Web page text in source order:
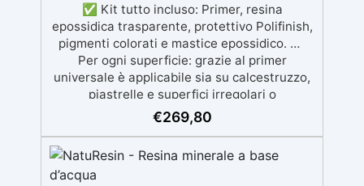
✅ Kit tutto incluso: Primer, resina
epossidica trasparente, protettivo Polifinish,
pigmenti colorati e mastice epossidico. ✅
Per ogni superficie: grazie al primer
universale è applicabile sia su calcestruzzo,
piastrelle e superfici irregolari o
danneggiate. ✅ Facile da applicare: Video
Guida completa inclusa, 3 semplici passaggi,
finitura protettiva antigraffio. ✅ Risultati
professionali: Sistema autolivellante,
€269,80